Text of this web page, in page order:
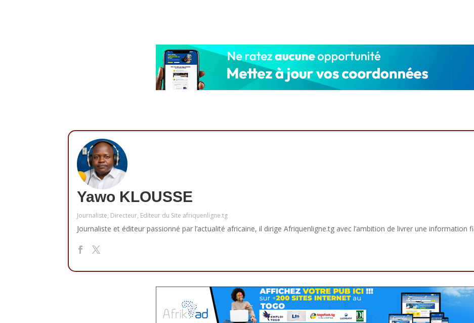
Yawo KLOUSSE
Journaliste, Directeur, Editeur du Site afriquenligne.tg
Journaliste et éditeur passionné par l’actualité africaine, il dirige Afriquenligne.tg avec l’ambition de livrer une information